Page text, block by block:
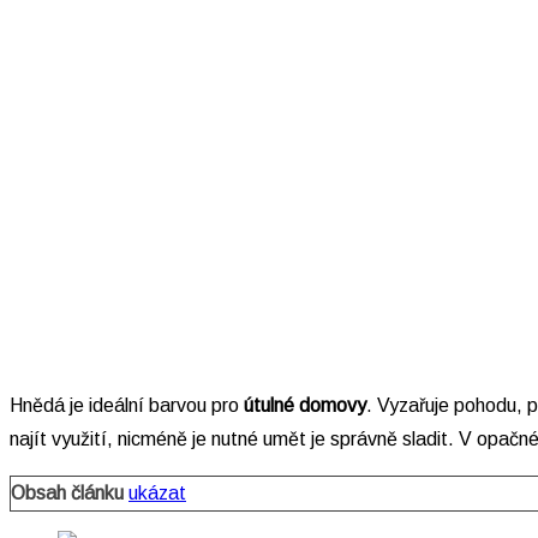
Hnědá je ideální barvou pro útulné domovy. Vyzařuje pohodu,
najít využití, nicméně je nutné umět je správně sladit. V
Obsah článku ukázat